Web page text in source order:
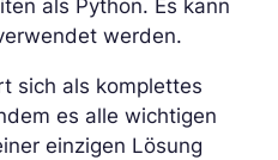
als Python. Es kann
werden.
sich als komplettes
es alle wichtigen
einzigen Lösung